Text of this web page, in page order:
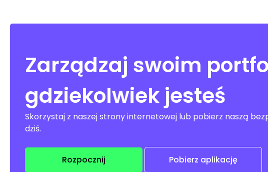
Zarządzaj swoim
gdziekolwiek jesteś
Skorzystaj z naszej strony internetowej lub pobierz naszą
dziś.
Rozpocznij Pobierz aplikację